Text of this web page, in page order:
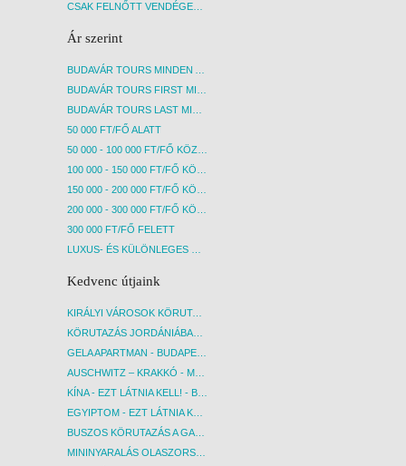
CSAK FELNŐTT VENDÉGEKET FOGADÓ SZÁLLÁSOK
Ár szerint
BUDAVÁR TOURS MINDEN AKCIÓS ÚT
BUDAVÁR TOURS FIRST MINUTE AKCIÓS UTAK
BUDAVÁR TOURS LAST MINUTE AKCIÓS UTAK
50 000 FT/FŐ ALATT
50 000 - 100 000 FT/FŐ KÖZÖTT
100 000 - 150 000 FT/FŐ KÖZÖTT
150 000 - 200 000 FT/FŐ KÖZÖTT
200 000 - 300 000 FT/FŐ KÖZÖTT
300 000 FT/FŐ FELETT
LUXUS- ÉS KÜLÖNLEGES UTAK
Kedvenc útjaink
KIRÁLYI VÁROSOK KÖRUTAZÁS KÖZVETLEN REPÜLŐJÁRATTAL - BUDAPEST, REPÜLŐ
KÖRUTAZÁS JORDÁNIÁBAN, HOLT-TENGERI PIHENÉSSEL - BUDAPEST, REPÜLŐ
GELA APARTMAN - BUDAPEST, REPÜLŐ
AUSCHWITZ – KRAKKÓ - MEGRÁZÓ IDŐUTAZÁS! - BUDAPEST, BUSZ
KÍNA - EZT LÁTNIA KELL! - BUDAPEST, REPÜLŐ
EGYIPTOM - EZT LÁTNIA KELL! - BUDAPEST, REPÜLŐ
BUSZOS KÖRUTAZÁS A GARDA-TÓ KÖRNYÉKÉN - BUDAPEST, BUSZ
MININYARALÁS OLASZORSZÁGBAN: ÉSZAK-OLASZ GYÖNGYSZEMEK NYOMÁBAN - BUDAPEST, BUSZ